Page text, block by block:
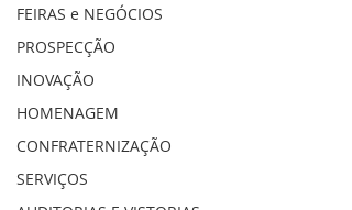
FEIRAS e NEGÓCIOS
PROSPECÇÃO
INOVAÇÃO
HOMENAGEM
CONFRATERNIZAÇÃO
SERVIÇOS